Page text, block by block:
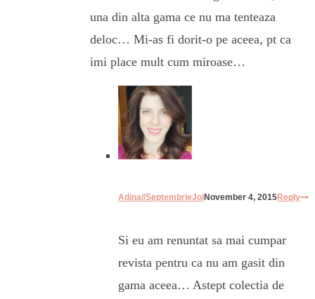
una din alta gama ce nu ma tenteaza
deloc… Mi-as fi dorit-o pe aceea, pt ca
imi place mult cum miroase…
Adina//SeptembrieJoiNovember 4, 2015Reply
Si eu am renuntat sa mai cumpar
revista pentru ca nu am gasit din
gama aceea… Astept colectia de